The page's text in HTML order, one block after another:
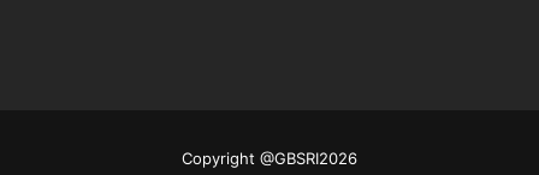
Copyright @GBSRI2026